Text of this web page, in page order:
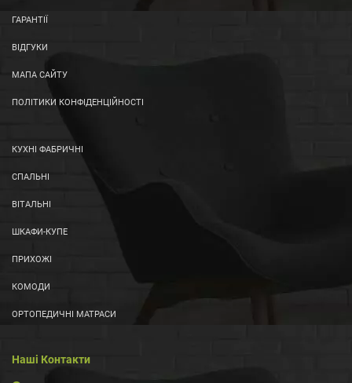
ГАРАНТІЇ
ВІДГУКИ
МАПА САЙТУ
ПОЛІТИКИ КОНФІДЕНЦІЙНОСТІ
КУХНІ ФАБРИЧНІ
СПАЛЬНІ
ВІТАЛЬНІ
ШКАФИ-КУПЕ
ПРИХОЖІ
КОМОДИ
ОРТОПЕДИЧНІ МАТРАСИ
Наші Контакти